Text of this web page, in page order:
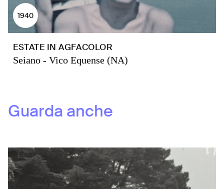
1940
ESTATE IN AGFACOLOR
Seiano - Vico Equense (NA)
Guarda anche